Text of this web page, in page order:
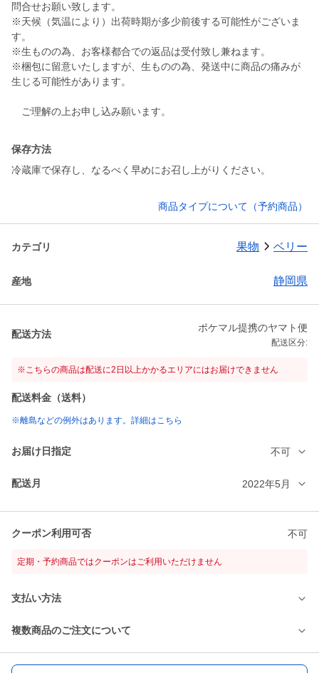
問合せお願い致します。
※天候（気温により）出荷時期が多少前後する可能性がございま
す。
※生ものの為、お客様都合での返品は受付致し兼ねます。
※梱包に留意いたしますが、生ものの為、発送中に商品の痛みが
生じる可能性があります。
保存方法
冷蔵庫で保存し、なるべく早めにお召し上がりください。
商品タイプについて（予約商品）
カテゴリ 果物 ベリー
産地 静岡県
配送方法
ポケマル提携のヤマト便
配送区分:
※こちらの商品は配送に2日以上かかるエリアにはお届けできません
配送料金（送料）
※離島などの例外はあります。詳細はこちら
お届け日指定 不可
配送月 2022年5月
クーポン利用可否 不可
定期・予約商品ではクーポンはご利用いただけません
支払い方法
複数商品のご注文について